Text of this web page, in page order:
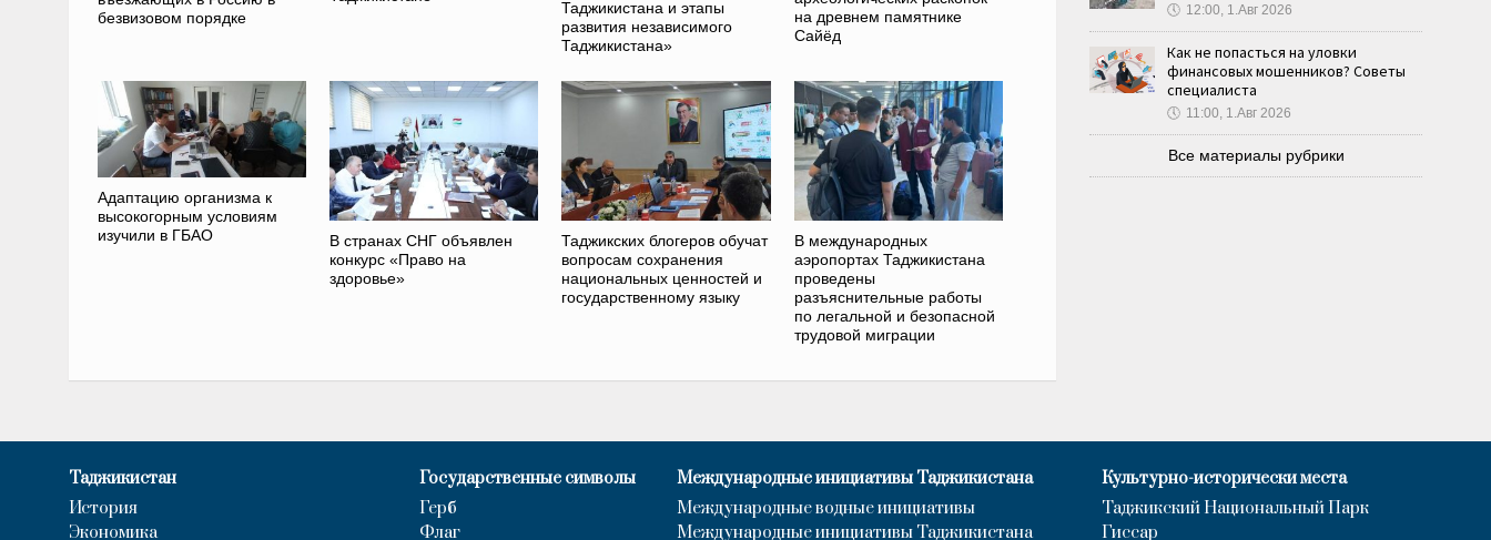
безвизовом порядке
Таджикистана и этапы
развития независимого
Таджикистана»
на древнем памятнике
Сайёд
Адаптацию организма к
высокогорным условиям
изучили в ГБАО
В странах СНГ объявлен
конкурс «Право на
здоровье»
Таджикских блогеров обучат
вопросам сохранения
национальных ценностей и
государственному языку
В международных
аэропортах Таджикистана
проведены
разъяснительные работы
по легальной и безопасной
трудовой миграции
🕔 12:00, 1.Авг 2026
Как не попасться на уловки
финансовых мошенников? Советы
специалиста
🕔 11:00, 1.Авг 2026
Все материалы рубрики
Таджикистан
История
Экономика
Государственные символы
Герб
Флаг
Международные инициативы Таджикистана
Международные водные инициативы
Международные инициативы Таджикистана
Культурно-исторически места
Таджикский Национальный Парк
Гиссар